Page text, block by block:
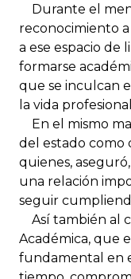
Durante el
reconocimiento a
a ese espacio de
formarse
que se inculcan
la vida
En el mismo
del estado como
quienes,
una relación
seguir
Así también al
Académica, que
fundamental en